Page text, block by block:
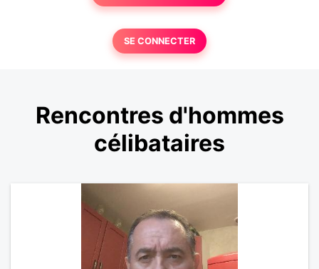
SE CONNECTER
Rencontres d'hommes
célibataires